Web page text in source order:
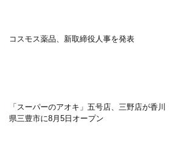
コスモス薬品、新取締役人事を発表
「スーパーのアオキ」五号店、三野店が香川
県三豊市に8月5日オープン